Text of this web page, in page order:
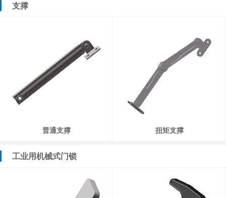
支撑
普通支撑 扭矩支撑
工业用机械式门锁